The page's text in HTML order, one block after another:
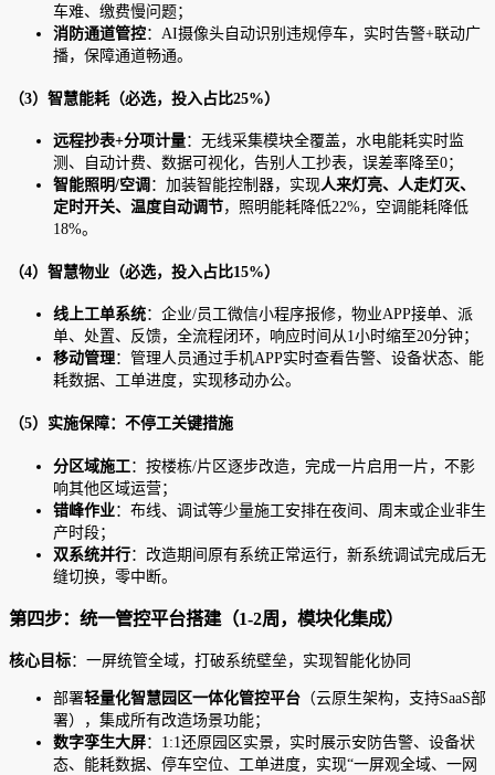
车难、缴费慢问题；
消防通道管控：AI摄像头自动识别违规停车，实时告警+联动广
播，保障通道畅通。
（3）智慧能耗（必选，投入占比25%）
远程抄表+分项计量：无线采集模块全覆盖，水电能耗实时监
测、自动计费、数据可视化，告别人工抄表，误差率降至0；
智能照明/空调 ：加装智能控制器，实现人来灯亮、人走灯灭、
定时开关、温度自动调节，照明能耗降低22%，空调能耗降低
18%。
（4）智慧物业（必选，投入占比15%）
线上工单系统：企业/员工微信小程序报修，物业APP接单、派
单、处置、反馈，全流程闭环，响应时间从1小时缩至20分钟；
移动管理：管理人员通过手机APP实时查看告警、设备状态、能
耗数据、工单进度，实现移动办公。
（5）实施保障：不停工关键措施
分区域施工：按楼栋/片区逐步改造，完成一片启用一片，不影
响其他区域运营；
错峰作业：布线、调试等少量施工安排在夜间、周末或企业非生
产时段；
双系统并行：改造期间原有系统正常运行，新系统调试完成后无
缝切换，零中断。
第四步：统一管控平台搭建（1-2周，模块化集成）
核心目标：一屏统管全域，打破系统壁垒，实现智能化协同
部署轻量化智慧园区一体化管控平台 （云原生架构，支持SaaS部
署），集成所有改造场景功能；
数字孪生大屏：1:1还原园区实景，实时展示安防告警、设备状
态、能耗数据、停车空位、工单进度，实现“一屏观全域、一网